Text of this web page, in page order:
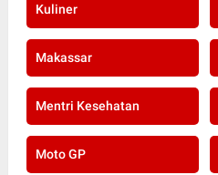
Kuliner
Makassar
Mentri Kesehatan
Moto GP